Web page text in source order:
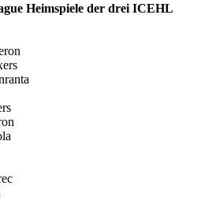
Heimspiele der drei ICEHL